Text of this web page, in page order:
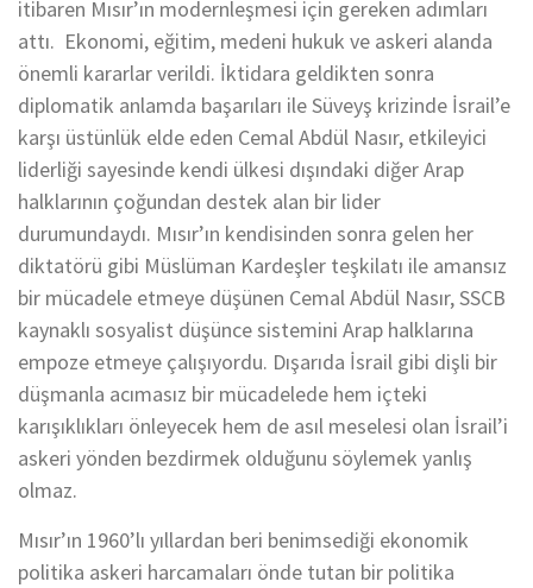
itibaren Mısır’ın modernleşmesi için gereken adımları
attı. Ekonomi, eğitim, medeni hukuk ve askeri alanda
önemli kararlar verildi. İktidara geldikten sonra
diplomatik anlamda başarıları ile Süveyş krizinde İsrail’e
karşı üstünlük elde eden Cemal Abdül Nasır, etkileyici
liderliği sayesinde kendi ülkesi dışındaki diğer Arap
halklarının çoğundan destek alan bir lider
durumundaydı. Mısır’ın kendisinden sonra gelen her
diktatörü gibi Müslüman Kardeşler teşkilatı ile amansız
bir mücadele etmeye düşünen Cemal Abdül Nasır, SSCB
kaynaklı sosyalist düşünce sistemini Arap halklarına
empoze etmeye çalışıyordu. Dışarıda İsrail gibi dişli bir
düşmanla acımasız bir mücadelede hem içteki
karışıklıkları önleyecek hem de asıl meselesi olan İsrail’i
askeri yönden bezdirmek olduğunu söylemek yanlış
olmaz.
Mısır’ın 1960’lı yıllardan beri benimsediği ekonomik
politika askeri harcamaları önde tutan bir politika